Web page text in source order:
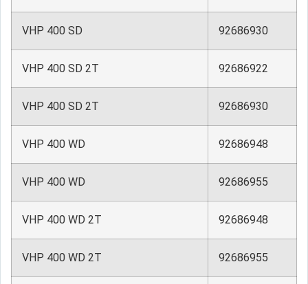
VHP 400 SD 92686930
VHP 400 SD 2T 92686922
VHP 400 SD 2T 92686930
VHP 400 WD 92686948
VHP 400 WD 92686955
VHP 400 WD 2T 92686948
VHP 400 WD 2T 92686955